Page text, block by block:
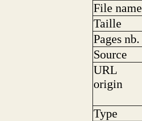
File name
Taille
Pages nb.
Source
URL
origin
Type